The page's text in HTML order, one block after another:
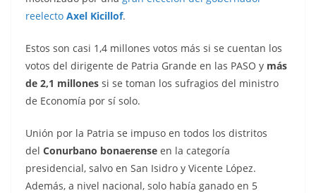
reelecto Axel Kicillof.
Estos son casi 1,4 millones votos más si se cuentan los
votos del dirigente de Patria Grande en las PASO y más
de 2,1 millones si se toman los sufragios del ministro
de Economía por sí solo.
Unión por la Patria se impuso en todos los distritos
del Conurbano bonaerense en la categoría
presidencial, salvo en San Isidro y Vicente López.
Además, a nivel nacional, solo había ganado en 5